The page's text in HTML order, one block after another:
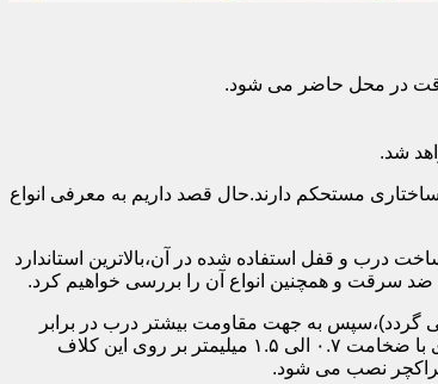
در محل حاضر می شود.
شد.
مستحکم دارند.حال قصد داریم به معرفی انواع
و قفل استفاده شده در آن،بالاترین استاندارد
سرقت و همچنین انواع آن را بررسی خواهیم کرد.
گردد)،سپس به جهت مقاومت بیشتر درب در برابر
خمش،۳ الی ۴ قید فولادی دقیقاً با همان سایز پروفیل های محیطی به صورت افقی به دو قید پروفیل عمودی محیطی جوش می شود و در انتها ورق فولادی با ضخامت ۰.۷ الی ۱.۵ میلیمتر بر روی این کلاف
نصب می شود.